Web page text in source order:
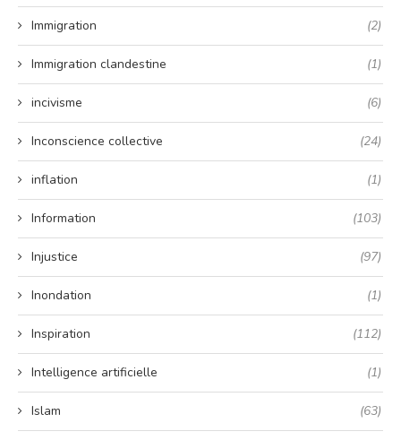
Immigration (2)
Immigration clandestine (1)
incivisme (6)
Inconscience collective (24)
inflation (1)
Information (103)
Injustice (97)
Inondation (1)
Inspiration (112)
Intelligence artificielle (1)
Islam (63)